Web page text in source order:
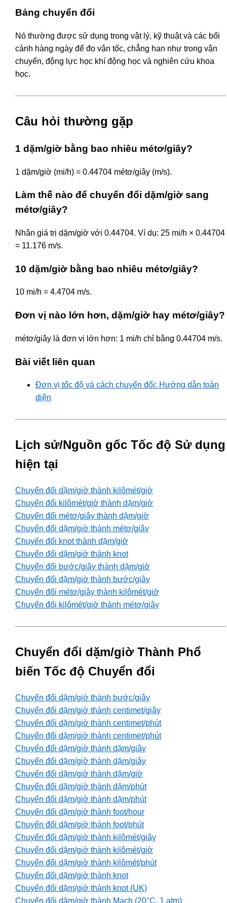
Bảng chuyển đổi
Nó thường được sử dụng trong vật lý, kỹ thuật và các bối
cảnh hàng ngày để đo vận tốc, chẳng hạn như trong vận
chuyển, động lực học khí động học và nghiên cứu khoa
học.
Câu hỏi thường gặp
1 dặm/giờ bằng bao nhiêu métơ/giây?
1 dặm/giờ (mi/h) = 0.44704 métơ/giây (m/s).
Làm thế nào để chuyển đổi dặm/giờ sang
métơ/giây?
Nhân giá trị dặm/giờ với 0.44704. Ví dụ: 25 mi/h × 0.44704
= 11.176 m/s.
10 dặm/giờ bằng bao nhiêu métơ/giây?
10 mi/h = 4.4704 m/s.
Đơn vị nào lớn hơn, dặm/giờ hay métơ/giây?
métơ/giây là đơn vị lớn hơn: 1 mi/h chỉ bằng 0.44704 m/s.
Bài viết liên quan
Đơn vị tốc độ và cách chuyển đổi: Hướng dẫn toàn
diện
Lịch sử/Nguồn gốc Tốc độ Sử dụng
hiện tại
Chuyển đổi dặm/giờ thành kilômét/giờ
Chuyển đổi kilômét/giờ thành dặm/giờ
Chuyển đổi métơ/giây thành dặm/giờ
Chuyển đổi dặm/giờ thành métơ/giây
Chuyển đổi knot thành dặm/giờ
Chuyển đổi dặm/giờ thành knot
Chuyển đổi bước/giây thành dặm/giờ
Chuyển đổi dặm/giờ thành bước/giây
Chuyển đổi métơ/giây thành kilômét/giờ
Chuyển đổi kilômét/giờ thành métơ/giây
Chuyển đổi dặm/giờ Thành Phổ
biến Tốc độ Chuyển đổi
Chuyển đổi dặm/giờ thành bước/giây
Chuyển đổi dặm/giờ thành centimet/giây
Chuyển đổi dặm/giờ thành centimet/phút
Chuyển đổi dặm/giờ thành centimet/phút
Chuyển đổi dặm/giờ thành dặm/giây
Chuyển đổi dặm/giờ thành dặm/giây
Chuyển đổi dặm/giờ thành dặm/giờ
Chuyển đổi dặm/giờ thành dặm/phút
Chuyển đổi dặm/giờ thành dặm/phút
Chuyển đổi dặm/giờ thành foot/hour
Chuyển đổi dặm/giờ thành foot/phút
Chuyển đổi dặm/giờ thành kilômét/giây
Chuyển đổi dặm/giờ thành kilômét/giờ
Chuyển đổi dặm/giờ thành kilômét/phút
Chuyển đổi dặm/giờ thành knot
Chuyển đổi dặm/giờ thành knot (UK)
Chuyển đổi dặm/giờ thành Mach (20°C, 1 atm)